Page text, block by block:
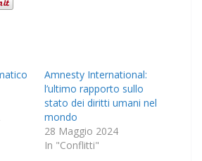
Amnesty International:
l’ultimo rapporto sullo
stato dei diritti umani nel
mondo
28 Maggio 2024
In "Conflitti"